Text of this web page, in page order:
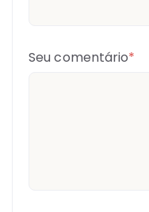
Seu comentário*